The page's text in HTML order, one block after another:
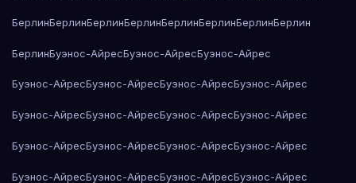
БерлинБерлинБерлинБерлинБерлинБерлинБерлинБерлин
БерлинБуэнос-АйресБуэнос-АйресБуэнос-Айрес
Буэнос-АйресБуэнос-АйресБуэнос-АйресБуэнос-Айрес
Буэнос-АйресБуэнос-АйресБуэнос-АйресБуэнос-Айрес
Буэнос-АйресБуэнос-АйресБуэнос-АйресБуэнос-Айрес
Буэнос-АйресБуэнос-АйресБуэнос-АйресБуэнос-Айрес